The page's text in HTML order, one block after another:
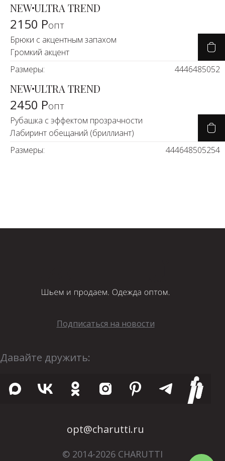
NEWULTRA TREND
2150 Ропт
Брюки с акцентным запахом
Громкий акцент
Размеры:
4446485052
NEWULTRA TREND
2450 Ропт
Рубашка с эффектом прозрачности
Лабиринт обещаний (бриллиант)
Размеры:
444648505254
Подписаться на новости
Давайте дружить:
opt@charutti.ru
© 2014-2026 CHARUTTI